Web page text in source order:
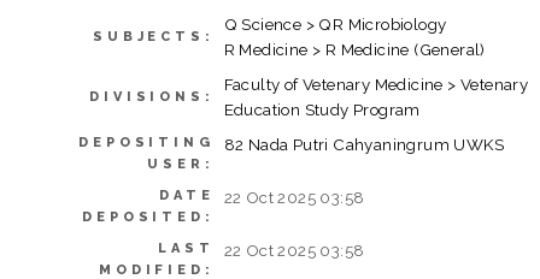
SUBJECTS:
Q Science > QR Microbiology
R Medicine > R Medicine (General)
DIVISIONS:
Faculty of Vetenary Medicine > Vetenary
Education Study Program
DEPOSITING
USER:
82 Nada Putri Cahyaningrum UWKS
DATE
DEPOSITED:
22 Oct 2025 03:58
LAST
MODIFIED:
22 Oct 2025 03:58